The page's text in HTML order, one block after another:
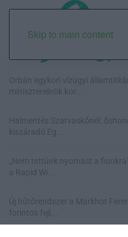
Skip to main content
Orbán egykori vízügyi
miniszterelnök kor...
Halmentés Szarvaskőnél:
kiszáradó Eg...
„Nem tettünk nyomást a
a Rapid Wi...
Új hűtőrendszer a Markhot
forintos fejl...